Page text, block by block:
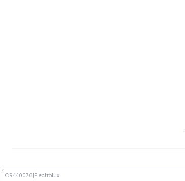
CR440076|Electrolux